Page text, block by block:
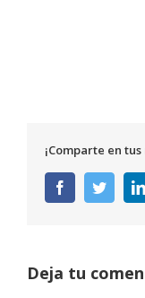
¡Comparte en
FacebookTwitter
Deja tu